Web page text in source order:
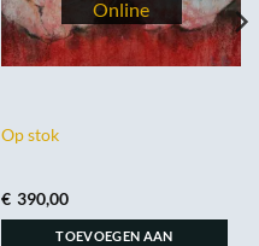
Op stok
€ 390,00
TOEVOEGEN AAN